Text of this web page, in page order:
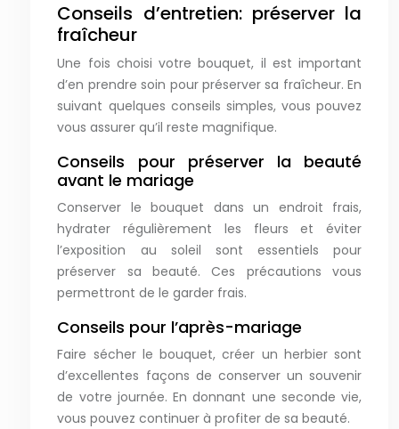
Conseils d’entretien: préserver la
fraîcheur
Une fois choisi votre bouquet, il est important
d’en prendre soin pour préserver sa fraîcheur. En
suivant quelques conseils simples, vous pouvez
vous assurer qu’il reste magnifique.
Conseils pour préserver la beauté
avant le mariage
Conserver le bouquet dans un endroit frais,
hydrater régulièrement les fleurs et éviter
l’exposition au soleil sont essentiels pour
préserver sa beauté. Ces précautions vous
permettront de le garder frais.
Conseils pour l’après-mariage
Faire sécher le bouquet, créer un herbier sont
d’excellentes façons de conserver un souvenir
de votre journée. En donnant une seconde vie,
vous pouvez continuer à profiter de sa beauté.